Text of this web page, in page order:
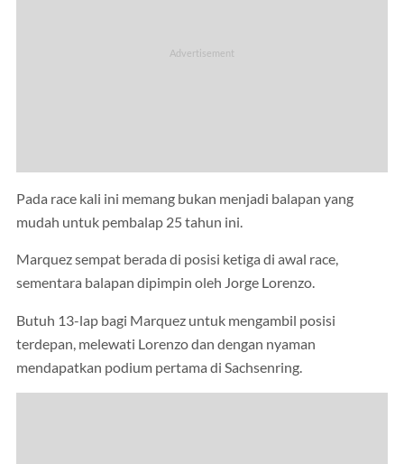
Pada race kali ini memang bukan menjadi balapan yang
mudah untuk pembalap 25 tahun ini.
Marquez sempat berada di posisi ketiga di awal race,
sementara balapan dipimpin oleh Jorge Lorenzo.
Butuh 13-lap bagi Marquez untuk mengambil posisi
terdepan, melewati Lorenzo dan dengan nyaman
mendapatkan podium pertama di Sachsenring.